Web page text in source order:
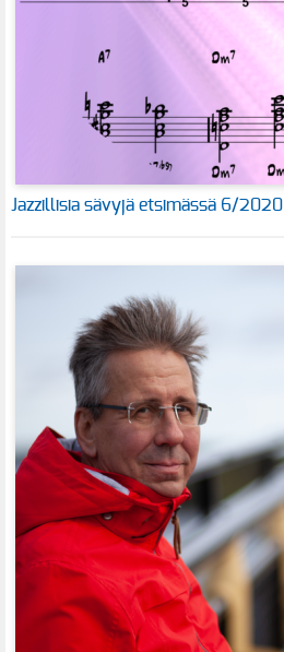
Jazzillisia sävyjä etsimässä 6/2020